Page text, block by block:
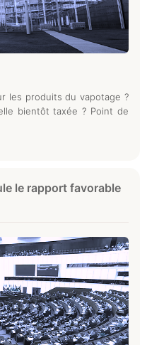
les produits du vapotage ?
bientôt taxée ? Point de
le rapport favorable